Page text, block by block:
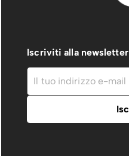
Iscriviti alla newsletter